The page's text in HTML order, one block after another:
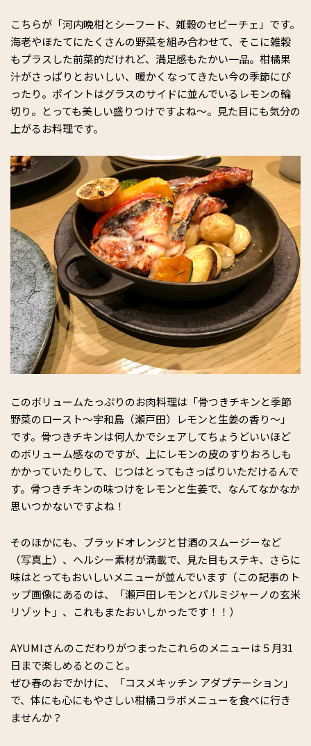
こちらが「河内晩柑とシーフード、雑穀のセビーチェ」です。
海老やほたてにたくさんの野菜を組み合わせて、そこに雑穀
もプラスした前菜的だけれど、満足感もたかい一品。柑橘果
汁がさっぱりとおいしい、暖かくなってきたい今の季節にぴ
ったり。ポイントはグラスのサイドに並んでいるレモンの輪
切り。とっても美しい盛りつけですよね～。見た目にも気分の
上がるお料理です。
このボリュームたっぷりのお肉料理は「骨つきチキンと季節
野菜のロースト～宇和島（瀬戸田）レモンと生姜の香り～」
です。骨つきチキンは何人かでシェアしてちょうどいいほど
のボリューム感なのですが、上にレモンの皮のすりおろしも
かかっていたりして、じつはとってもさっぱりいただけるんで
す。骨つきチキンの味つけをレモンと生姜で、なんてなかなか
思いつかないですよね！
そのほかにも、ブラッドオレンジと甘酒のスムージーなど
（写真上）、ヘルシー素材が満載で、見た目もステキ、さらに
味はとってもおいしいメニューが並んでいます（この記事のト
ップ画像にあるのは、「瀬戸田レモンとパルミジャーノの玄米
リゾット」、これもまたおいしかったです！！）
AYUMIさんのこだわりがつまったこれらのメニューは５月31
日まで楽しめるとのこと。
ぜひ春のおでかけに、「コスメキッチン アダプテーション」
で、体にも心にもやさしい柑橘コラボメニューを食べに行き
ませんか？